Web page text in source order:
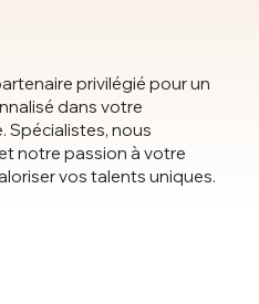
privilégié pour un
dans votre
Spécialistes, nous
notre passion à votre
vos talents uniques.